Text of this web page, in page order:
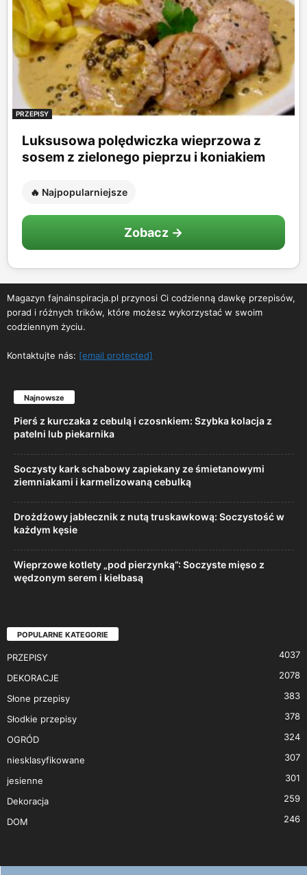
PRZEPISY
Luksusowa polędwiczka wieprzowa z
sosem z zielonego pieprzu i koniakiem
🔥 Najpopularniejsze
Zobacz →
Magazyn fajnainspiracja.pl przynosi Ci codzienną dawkę przepisów,
porad i różnych trików, które możesz wykorzystać w swoim
codziennym życiu.
Kontaktujte nás: [email protected]
Najnowsze
Pierś z kurczaka z cebulą i czosnkiem: Szybka kolacja z
patelni lub piekarnika
Soczysty kark schabowy zapiekany ze śmietanowymi
ziemniakami i karmelizowaną cebulką
Drożdżowy jabłecznik z nutą truskawkową: Soczystość w
każdym kęsie
Wieprzowe kotlety „pod pierzynką”: Soczyste mięso z
wędzonym serem i kiełbasą
POPULARNE KATEGORIE
PRZEPISY 4037
DEKORACJE 2078
Słone przepisy 383
Słodkie przepisy 378
OGRÓD 324
niesklasyfikowane 307
jesienne 301
Dekoracja 259
DOM 246